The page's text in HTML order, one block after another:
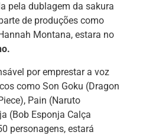
pela dublagem da sakura
de produções como
Montana, estara no
por emprestar a voz
como Son Goku (Dragon
Pain (Naruto
(Bob Esponja Calça
personagens, estará